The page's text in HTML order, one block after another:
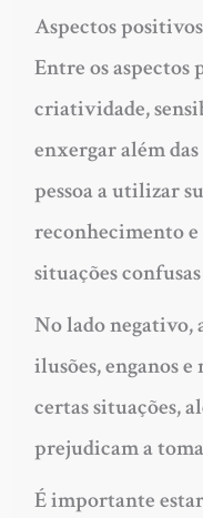
Aspectos
Entre os aspectos
criatividade,
enxergar além
pessoa a utilizar
reconhecimento
situações
No lado negativo,
ilusões, enganos
certas situações,
prejudicam a
É importante